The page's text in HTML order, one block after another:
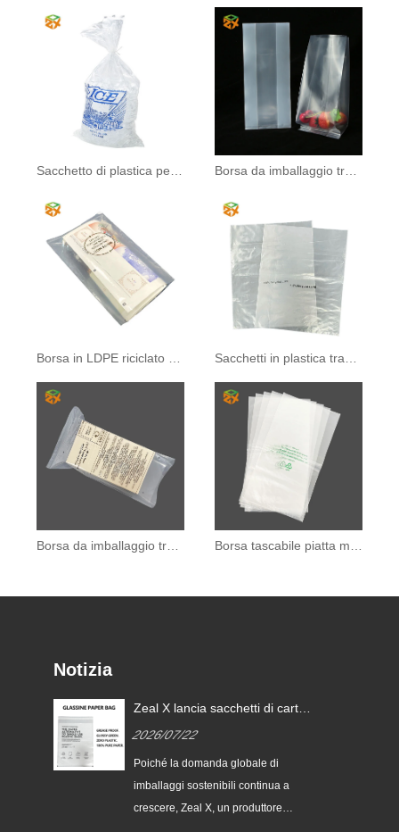
Sacchetto di plastica per cubetti di ghiaccio Borsa da imballaggio trasparente
Borsa in LDPE riciclato al 100%. Sacchetti in plastica trasparente LDPE
Borsa da imballaggio trasparente in PE riciclabile
Notizia
Zeal X lancia sacchetti di carta
aiutare i marchi globali a
sostituire gli imballaggi in
plastica monouso
2026/07/22
Poiché la domanda globale di
imballaggi sostenibili continua a
crescere, Zeal X, un produttore